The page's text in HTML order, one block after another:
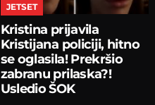
JETSET
Kristina prijavila
Kristijana policiji, hitno
se oglasila! Prekršio
zabranu prilaska?!
Usledio ŠOK